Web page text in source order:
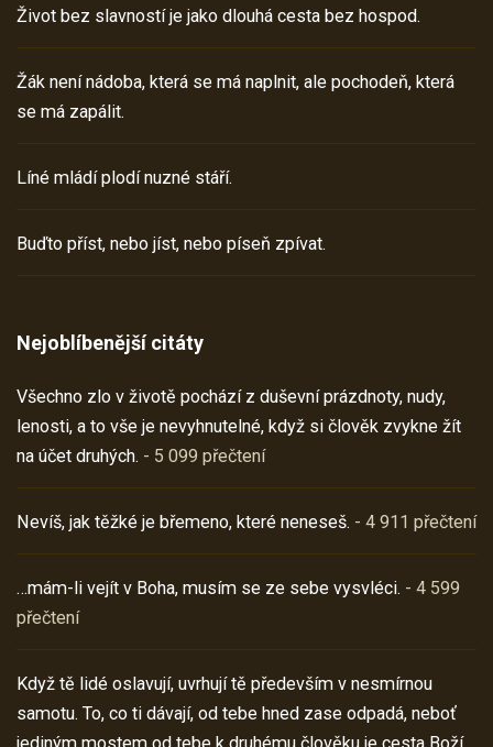
Život bez slavností je jako dlouhá cesta bez hospod.
Žák není nádoba, která se má naplnit, ale pochodeň, která
se má zapálit.
Líné mládí plodí nuzné stáří.
Buďto příst, nebo jíst, nebo píseň zpívat.
Nejoblíbenější citáty
Všechno zlo v životě pochází z duševní prázdnoty, nudy,
lenosti, a to vše je nevyhnutelné, když si člověk zvykne žít
na účet druhých. - 5 099 přečtení
Nevíš, jak těžké je břemeno, které neneseš. - 4 911 přečtení
…mám-li vejít v Boha, musím se ze sebe vysvléci. - 4 599
přečtení
Když tě lidé oslavují, uvrhují tě především v nesmírnou
samotu. To, co ti dávají, od tebe hned zase odpadá, neboť